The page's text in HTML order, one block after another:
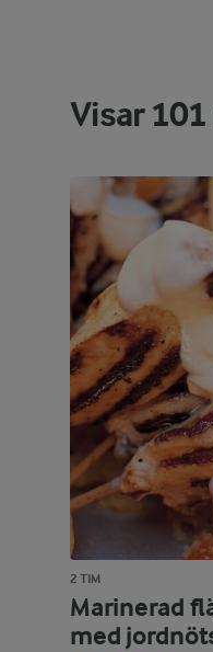
Visar101
2 TIM
Marinerad
med